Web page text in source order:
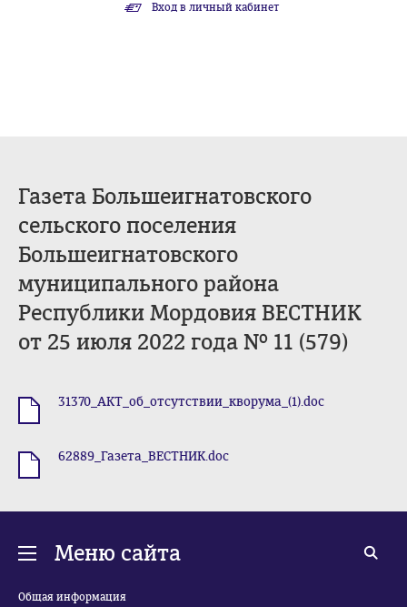
Вход в личный кабинет
Газета Большеигнатовского
сельского поселения
Большеигнатовского
муниципального района
Республики Мордовия ВЕСТНИК
от 25 июля 2022 года № 11 (579)
31370_АКТ_об_отсутствии_кворума_(1).doc
62889_Газета_ВЕСТНИК.doc
Меню сайта
Общая информация